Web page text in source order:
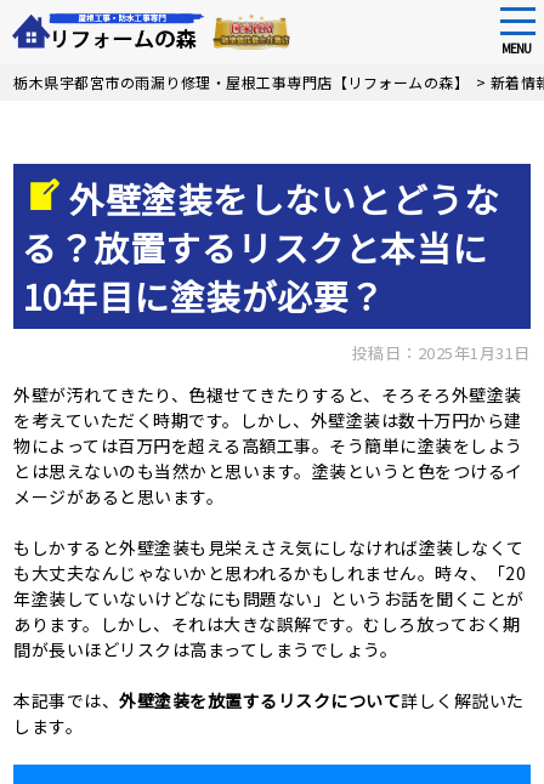
Skip
MENU
栃木県宇都宮市の雨漏り修理・屋根工事専門店【リフォームの森】 > 新着情
外壁塗装をしないとどうな
る？放置するリスクと本当に
10年目に塗装が必要？
投稿日：2025年1月31日
外壁が汚れてきたり、色褪せてきたりすると、そろそろ外壁塗装
を考えていただく時期です。しかし、外壁塗装は数十万円から建
物によっては百万円を超える高額工事。そう簡単に塗装をしよう
とは思えないのも当然かと思います。塗装というと色をつけるイ
メージがあると思います。
もしかすると外壁塗装も見栄えさえ気にしなければ塗装しなくて
も大丈夫なんじゃないかと思われるかもしれません。時々、「20
年塗装していないけどなにも問題ない」というお話を聞くことが
あります。しかし、それは大きな誤解です。むしろ放っておく期
間が長いほどリスクは高まってしまうでしょう。
本記事では、外壁塗装を放置するリスクについて詳しく解説いた
します。